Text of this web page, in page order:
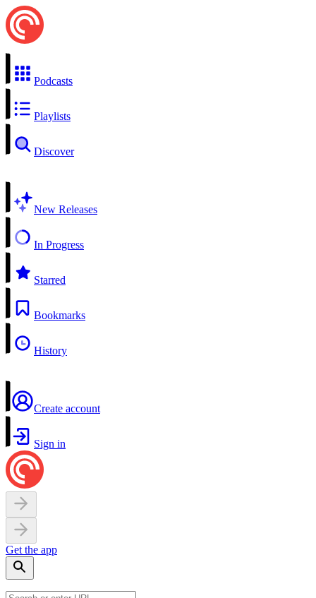
Podcasts
Playlists
Discover
New Releases
In Progress
Starred
Bookmarks
History
Create account
Sign in
Get the app